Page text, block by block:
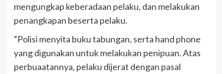
mengungkap keberadaan pelaku, dan melakukan
penangkapan beserta pelaku.
“Polisi menyita buku tabungan, serta hand phone
yang digunakan untuk melakukan penipuan. Atas
perbuaatannya, pelaku dijerat dengan pasal